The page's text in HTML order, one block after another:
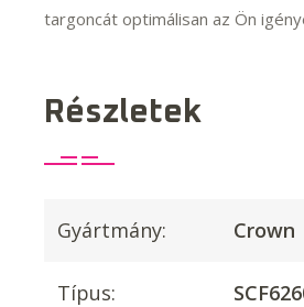
targoncát optimálisan az Ön
Részletek
Gyártmány: Crown
Típus: